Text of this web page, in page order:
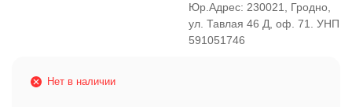
Юр.Адрес: 230021, Гродно,
ул. Тавлая 46 Д, оф. 71. УНП
591051746
Нет в наличии